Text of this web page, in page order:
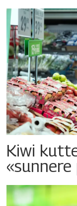
Kiwi
«sunnere